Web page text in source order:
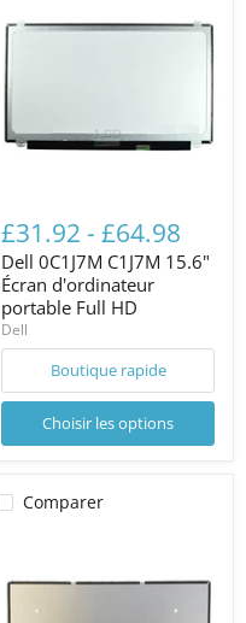
£31.92 - £64.98
Dell 0C1J7M C1J7M 15.6"
Écran d'ordinateur
portable Full HD
Dell
Boutique rapide
Choisir les options
Comparer